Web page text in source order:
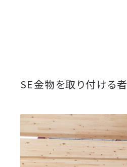
SE金物を取り付ける者